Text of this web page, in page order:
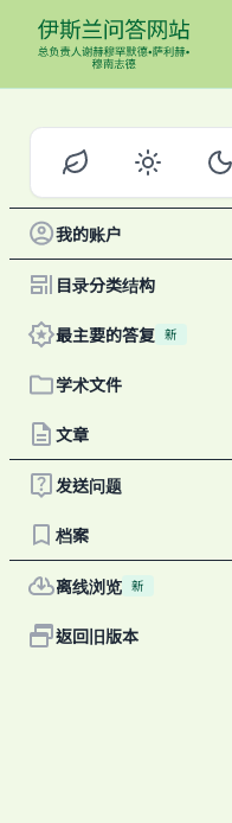
我的账户
目录分类结构
最主要的答复 新
学术文件
文章
发送问题
档案
离线浏览 新
返回旧版本